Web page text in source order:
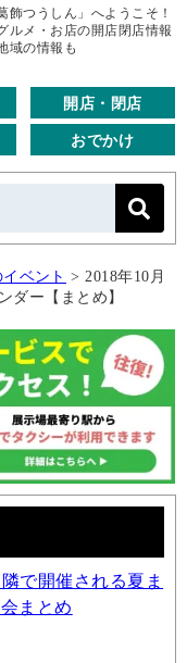
飾つうしん」へようこそ！
ルメ・お店の開店閉店情報
域の情報も
開店・閉店
おでかけ
ベント > 2018年10月
ダー【まとめ】
で開催される夏ま
まとめ